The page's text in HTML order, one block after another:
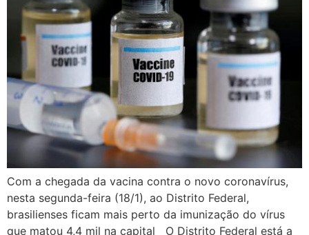
Com a chegada da vacina contra o novo coronavírus,
nesta segunda-feira (18/1), ao Distrito Federal,
brasilienses ficam mais perto da imunização do vírus
que matou 4,4 mil na capital O Distrito Federal está a